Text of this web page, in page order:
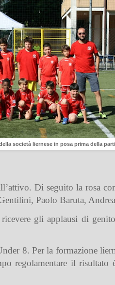
società liernese in posa prima della
Di seguito la rosa
Paolo Baruta,
gli applausi di
8. Per la formazione
regolamentare il